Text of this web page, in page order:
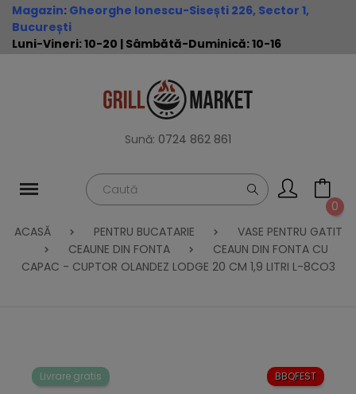
Magazin: Gheorghe Ionescu-Sisești 226, Sector 1,
București
Luni-Vineri: 10-20 | Sâmbătă-Duminică: 10-16
Sună: 0724 862 861
0
ACASĂ
PENTRU BUCATARIE
VASE PENTRU GATIT
CEAUNE DIN FONTA
CEAUN DIN FONTA CU
CAPAC - CUPTOR OLANDEZ LODGE 20 CM 1,9 LITRI L-8CO3
BBQFEST
Livrare gratis